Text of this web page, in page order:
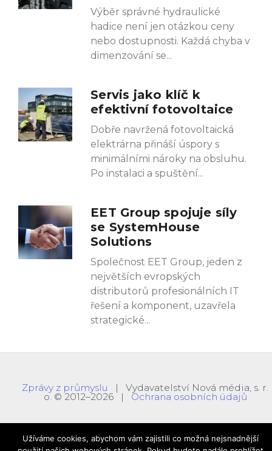
Výběr správné hydraulické
hadice není jen otázkou ceny
nebo dostupnosti. Každá chyba v
dimenzování se
Servis jako klíč k
efektivní fotovoltaice
Dobře navržená fotovoltaická
elektrárna přináší úspory s
minimálními nároky na obsluhu.
Po instalaci a spuštění
EET Group spojuje síly
se SystemHouse
Solutions
Společnost EET Group, jeden z
největších evropských
distributorů profesionálních IT
řešení a komponent, uzavřela
strategické
Zprávy z průmyslu | Vydavatelství Nová média, s. r.
o. © 2012–2026 | Ochrana osobních údajů
Užíváme cookies, abychom vám zajistili co možná nejsnadnější